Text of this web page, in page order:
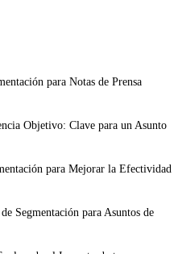
para Notas de Prensa
Objetivo: Clave para un Asunto
para Mejorar la Efectividad
Segmentación para Asuntos de